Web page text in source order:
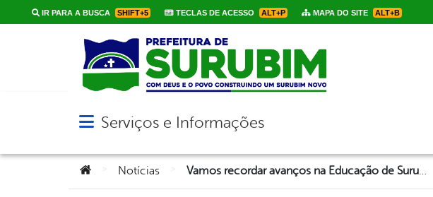
IR PARA A BUSCA SHIFT+5 TECLAS DE ACESSO ALT+P MAPA DO SITE ALT+B
Abrir menu principal de navegação
Serviços e Informações
Você está aqui:
Notícias Vamos recordar avanços na Educação de Surubim?!